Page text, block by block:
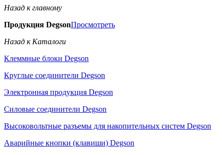
Назад к главному
Продукция DegsonПросмотреть
Назад к Каталоги
Клеммные блоки Degson
Круглые соединители Degson
Электронная продукция Degson
Силовые соединители Degson
Высоковольтные разъемы для накопительных систем Degson
Аварийные кнопки (клавиши) Degson